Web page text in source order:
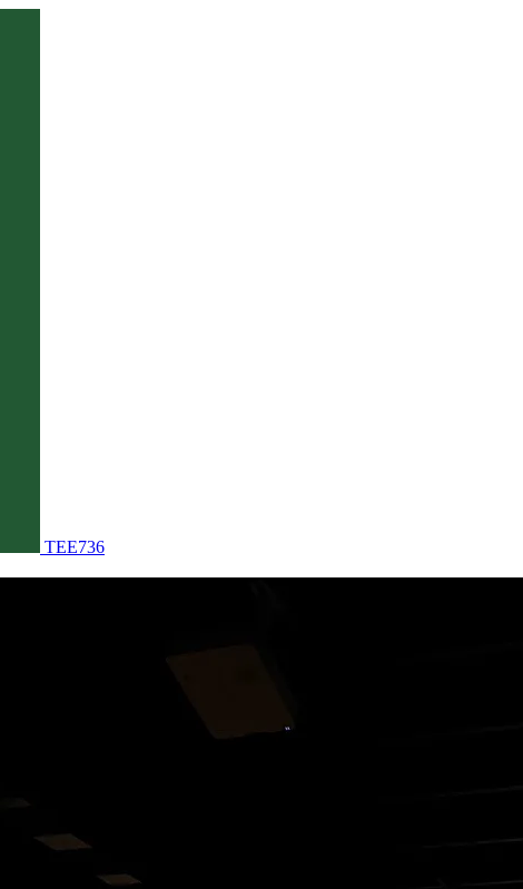
TEE736